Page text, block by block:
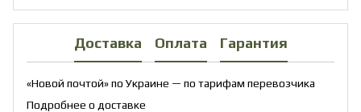
Доставка Оплата Гарантия
«Новой почтой» по Украине — по тарифам перевозчика
Подробнее о доставке